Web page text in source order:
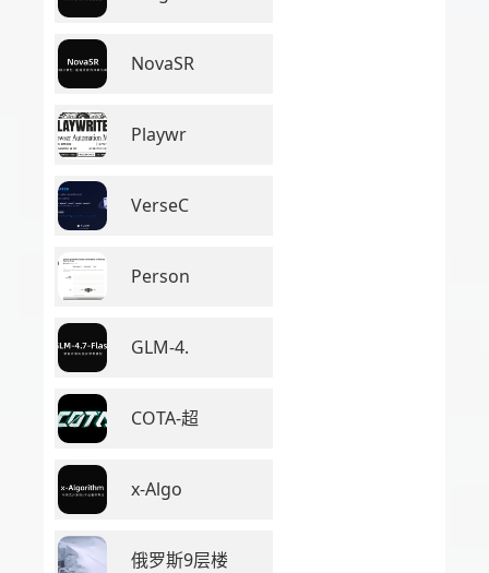
NovaSR
Playwr
VerseC
Person
GLM-4.
COTA-超
x-Algo
俄罗斯9层楼